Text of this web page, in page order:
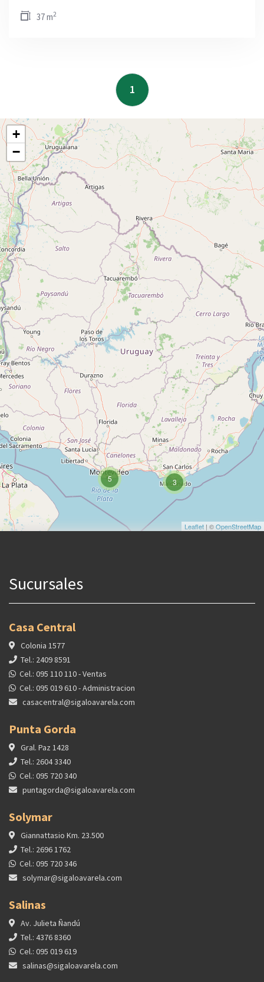
37 m2
1
3
5
+
−
Leaflet | ©OpenStreetMap
Sucursales
Casa Central
Colonia 1577
Tel.: 2409 8591
Cel.: 095 110 110 - Ventas
Cel.: 095 019 610 - Administracion
casacentral@sigaloavarela.com
Punta Gorda
Gral. Paz 1428
Tel.: 2604 3340
Cel.: 095 720 340
puntagorda@sigaloavarela.com
Solymar
Giannattasio Km. 23.500
Tel.: 2696 1762
Cel.: 095 720 346
solymar@sigaloavarela.com
Salinas
Av. Julieta Ñandú
Tel.: 4376 8360
Cel.: 095 019 619
salinas@sigaloavarela.com